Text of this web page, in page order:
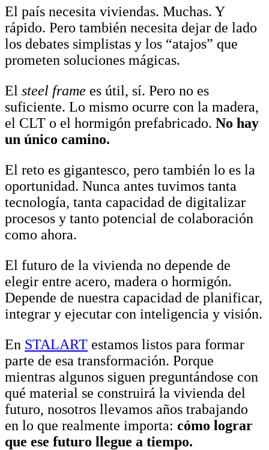
El país necesita viviendas. Muchas. Y
rápido. Pero también necesita dejar de lado
los debates simplistas y los “atajos” que
prometen soluciones mágicas.
El steel frame es útil, sí. Pero no es
suficiente. Lo mismo ocurre con la madera,
el CLT o el hormigón prefabricado. No hay
un único camino.
El reto es gigantesco, pero también lo es la
oportunidad. Nunca antes tuvimos tanta
tecnología, tanta capacidad de digitalizar
procesos y tanto potencial de colaboración
como ahora.
El futuro de la vivienda no depende de
elegir entre acero, madera o hormigón.
Depende de nuestra capacidad de planificar,
integrar y ejecutar con inteligencia y visión.
En STALART estamos listos para formar
parte de esa transformación. Porque
mientras algunos siguen preguntándose con
qué material se construirá la vivienda del
futuro, nosotros llevamos años trabajando
en lo que realmente importa: cómo lograr
que ese futuro llegue a tiempo.